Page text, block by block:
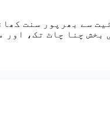
سے بھرپور سنت
چنا چاٹ تک،